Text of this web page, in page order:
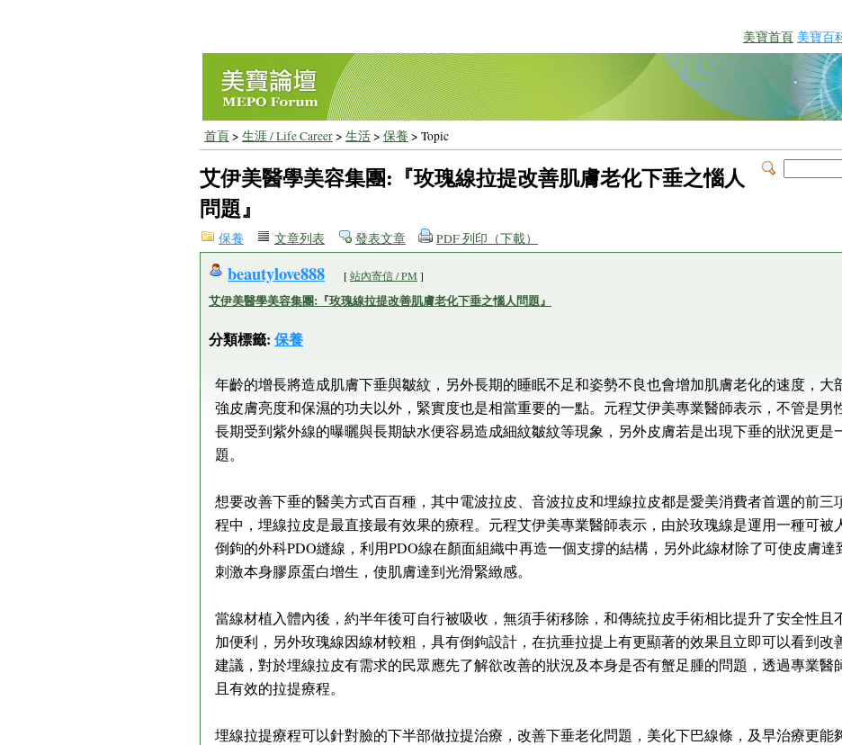
美寶首頁 美寶百
首頁> 生涯 / Life Career> 生活> 保養 > Topic
艾伊美醫學美容集團:『玫瑰線拉提改善肌膚老化下垂之惱人
問題』
保養 文章列表 發表文章 PDF 列印（下載）
beautylove888 [站內寄信 / PM ]
艾伊美醫學美容集團:『玫瑰線拉提改善肌膚老化下垂之惱人問題』
分類標籤: 保養
年齡的增長將造成肌膚下垂與皺紋，另外長期的睡眠不足和姿勢不良也會增加肌膚老化的速度，大
強皮膚亮度和保濕的功夫以外，緊實度也是相當重要的一點。元程艾伊美專業醫師表示，不管是男
長期受到紫外線的曝曬與長期缺水便容易造成細紋皺紋等現象，另外皮膚若是出現下垂的狀況更是
題。
想要改善下垂的醫美方式百百種，其中電波拉皮、音波拉皮和埋線拉皮都是愛美消費者首選的前三
程中，埋線拉皮是最直接最有效果的療程。元程艾伊美專業醫師表示，由於玫瑰線是運用一種可被
倒鉤的外科PDO縫線，利用PDO線在顏面組織中再造一個支撐的結構，另外此線材除了可使皮膚
刺激本身膠原蛋白增生，使肌膚達到光滑緊緻感。
當線材植入體內後，約半年後可自行被吸收，無須手術移除，和傳統拉皮手術相比提升了安全性且
加便利，另外玫瑰線因線材較粗，具有倒鉤設計，在抗垂拉提上有更顯著的效果且立即可以看到改
建議，對於埋線拉皮有需求的民眾應先了解欲改善的狀況及本身是否有蟹足腫的問題，透過專業醫
且有效的拉提療程。
埋線拉提療程可以針對臉的下半部做拉提治療，改善下垂老化問題，美化下巴線條，及早治療更能